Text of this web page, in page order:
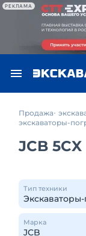
РЕКЛАМА
Продажа
экскаваторы-
JCB
Тип техники
Марка